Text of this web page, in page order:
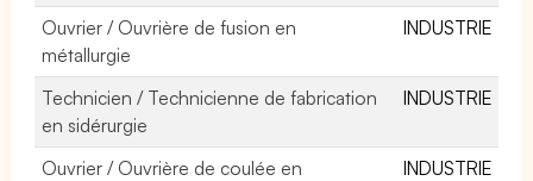
Ouvrier / Ouvrière de fusion en
métallurgie
INDUSTRIE
Technicien / Technicienne de fabrication
en sidérurgie
INDUSTRIE
Ouvrier / Ouvrière de coulée en
INDUSTRIE